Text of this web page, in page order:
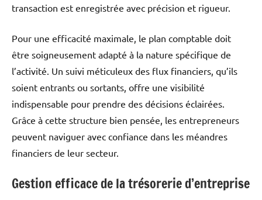
transaction est enregistrée avec précision et rigueur.
Pour une efficacité maximale, le plan comptable doit
être soigneusement adapté à la nature spécifique de
l’activité. Un suivi méticuleux des flux financiers, qu’ils
soient entrants ou sortants, offre une visibilité
indispensable pour prendre des décisions éclairées.
Grâce à cette structure bien pensée, les entrepreneurs
peuvent naviguer avec confiance dans les méandres
financiers de leur secteur.
Gestion efficace de la trésorerie d’entreprise